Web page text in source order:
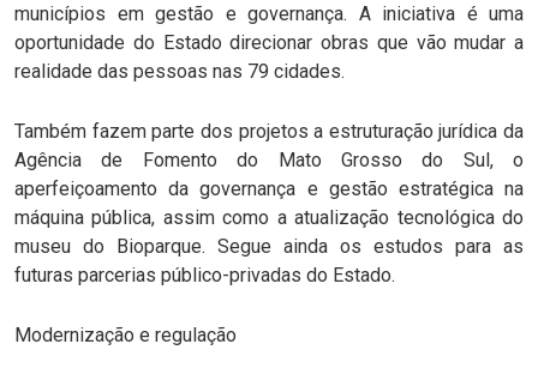
municípios em gestão e governança. A iniciativa é uma
oportunidade do Estado direcionar obras que vão mudar a
realidade das pessoas nas 79 cidades.
Também fazem parte dos projetos a estruturação jurídica da
Agência de Fomento do Mato Grosso do Sul, o
aperfeiçoamento da governança e gestão estratégica na
máquina pública, assim como a atualização tecnológica do
museu do Bioparque. Segue ainda os estudos para as
futuras parcerias público-privadas do Estado.
Modernização e regulação